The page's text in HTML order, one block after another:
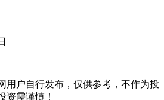
用户自行发布，仅供参考，不作为投
资需谨慎！